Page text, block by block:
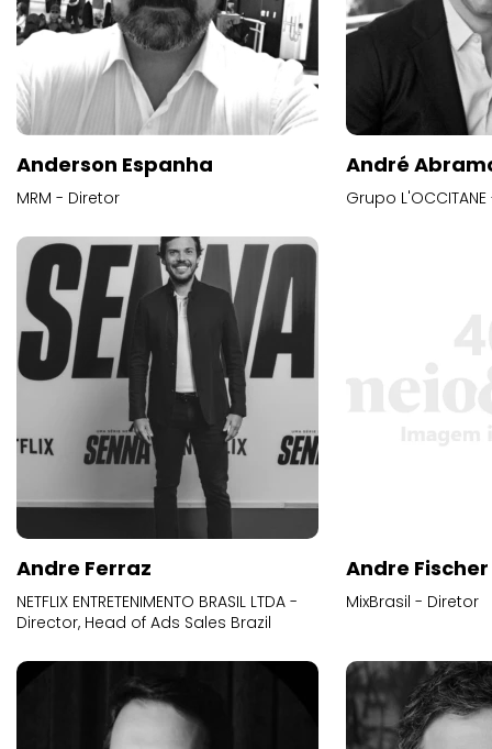
Anderson Espanha
MRM - Diretor
André
Grupo
Andre Ferraz
NETFLIX ENTRETENIMENTO BRASIL LTDA -
Director, Head of Ads Sales Brazil
Andre Fischer
MixBrasil - Diretor